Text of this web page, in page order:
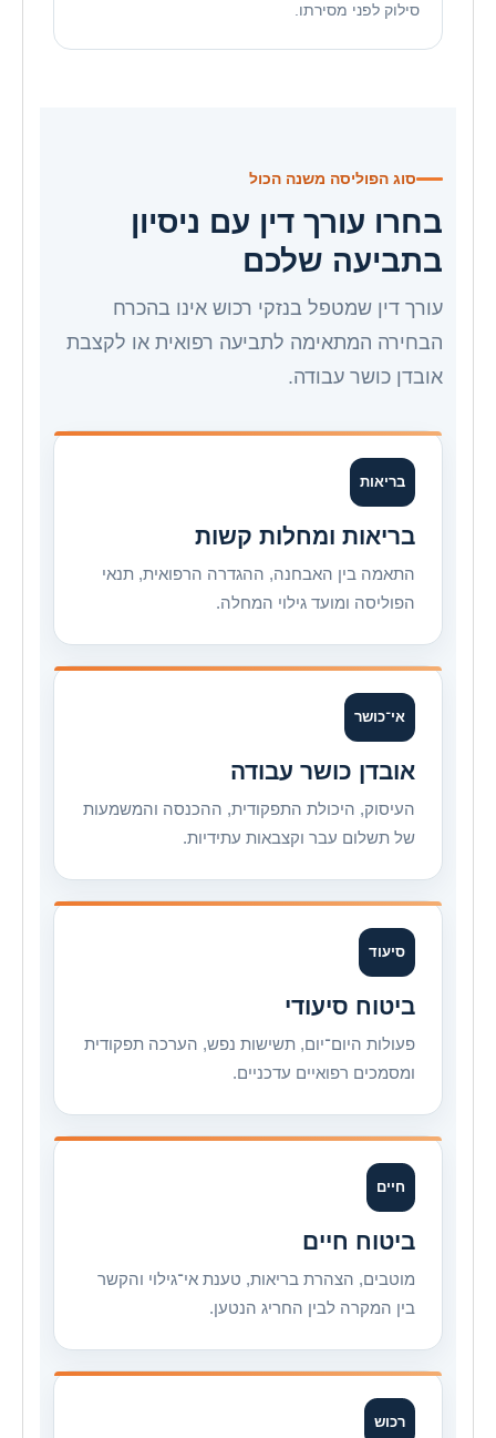
סילוק לפני מסירתו.
סוג הפוליסה משנה הכול
בחרו עורך דין עם ניסיון
בתביעה שלכם
עורך דין שמטפל בנזקי רכוש אינו בהכרח
הבחירה המתאימה לתביעה רפואית או לקצבת
אובדן כושר עבודה.
בריאות
בריאות ומחלות קשות
התאמה בין האבחנה, ההגדרה הרפואית, תנאי
הפוליסה ומועד גילוי המחלה.
אי־כושר
אובדן כושר עבודה
העיסוק, היכולת התפקודית, ההכנסה והמשמעות
של תשלום עבר וקצבאות עתידיות.
סיעוד
ביטוח סיעודי
פעולות היום־יום, תשישות נפש, הערכה תפקודית
ומסמכים רפואיים עדכניים.
חיים
ביטוח חיים
מוטבים, הצהרת בריאות, טענת אי־גילוי והקשר
בין המקרה לבין החריג הנטען.
רכוש